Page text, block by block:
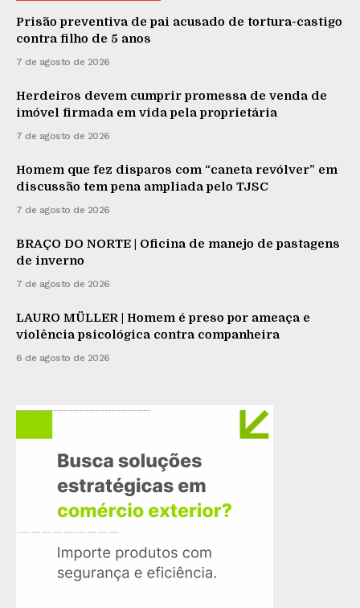
Prisão preventiva de pai acusado de tortura-castigo
contra filho de 5 anos
7 de agosto de 2026
Herdeiros devem cumprir promessa de venda de
imóvel firmada em vida pela proprietária
7 de agosto de 2026
Homem que fez disparos com “caneta revólver” em
discussão tem pena ampliada pelo TJSC
7 de agosto de 2026
BRAÇO DO NORTE | Oficina de manejo de pastagens
de inverno
7 de agosto de 2026
LAURO MÜLLER | Homem é preso por ameaça e
violência psicológica contra companheira
6 de agosto de 2026